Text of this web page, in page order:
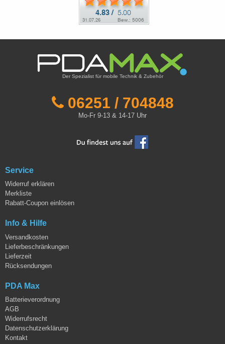
Der Spezialist für mobile Technik & Zubehör
06251 / 704848
Mo-Fr 9-13 & 14-17 Uhr
Service
Widerruf erklären
Merkliste
Rabatt-Coupon einlösen
Info & Hilfe
Versandkosten
Lieferbeschränkungen
Lieferzeit
Rücksendungen
PDA Max
Batterieverordnung
AGB
Widerrufsrecht
Datenschutzerklärung
Kontakt